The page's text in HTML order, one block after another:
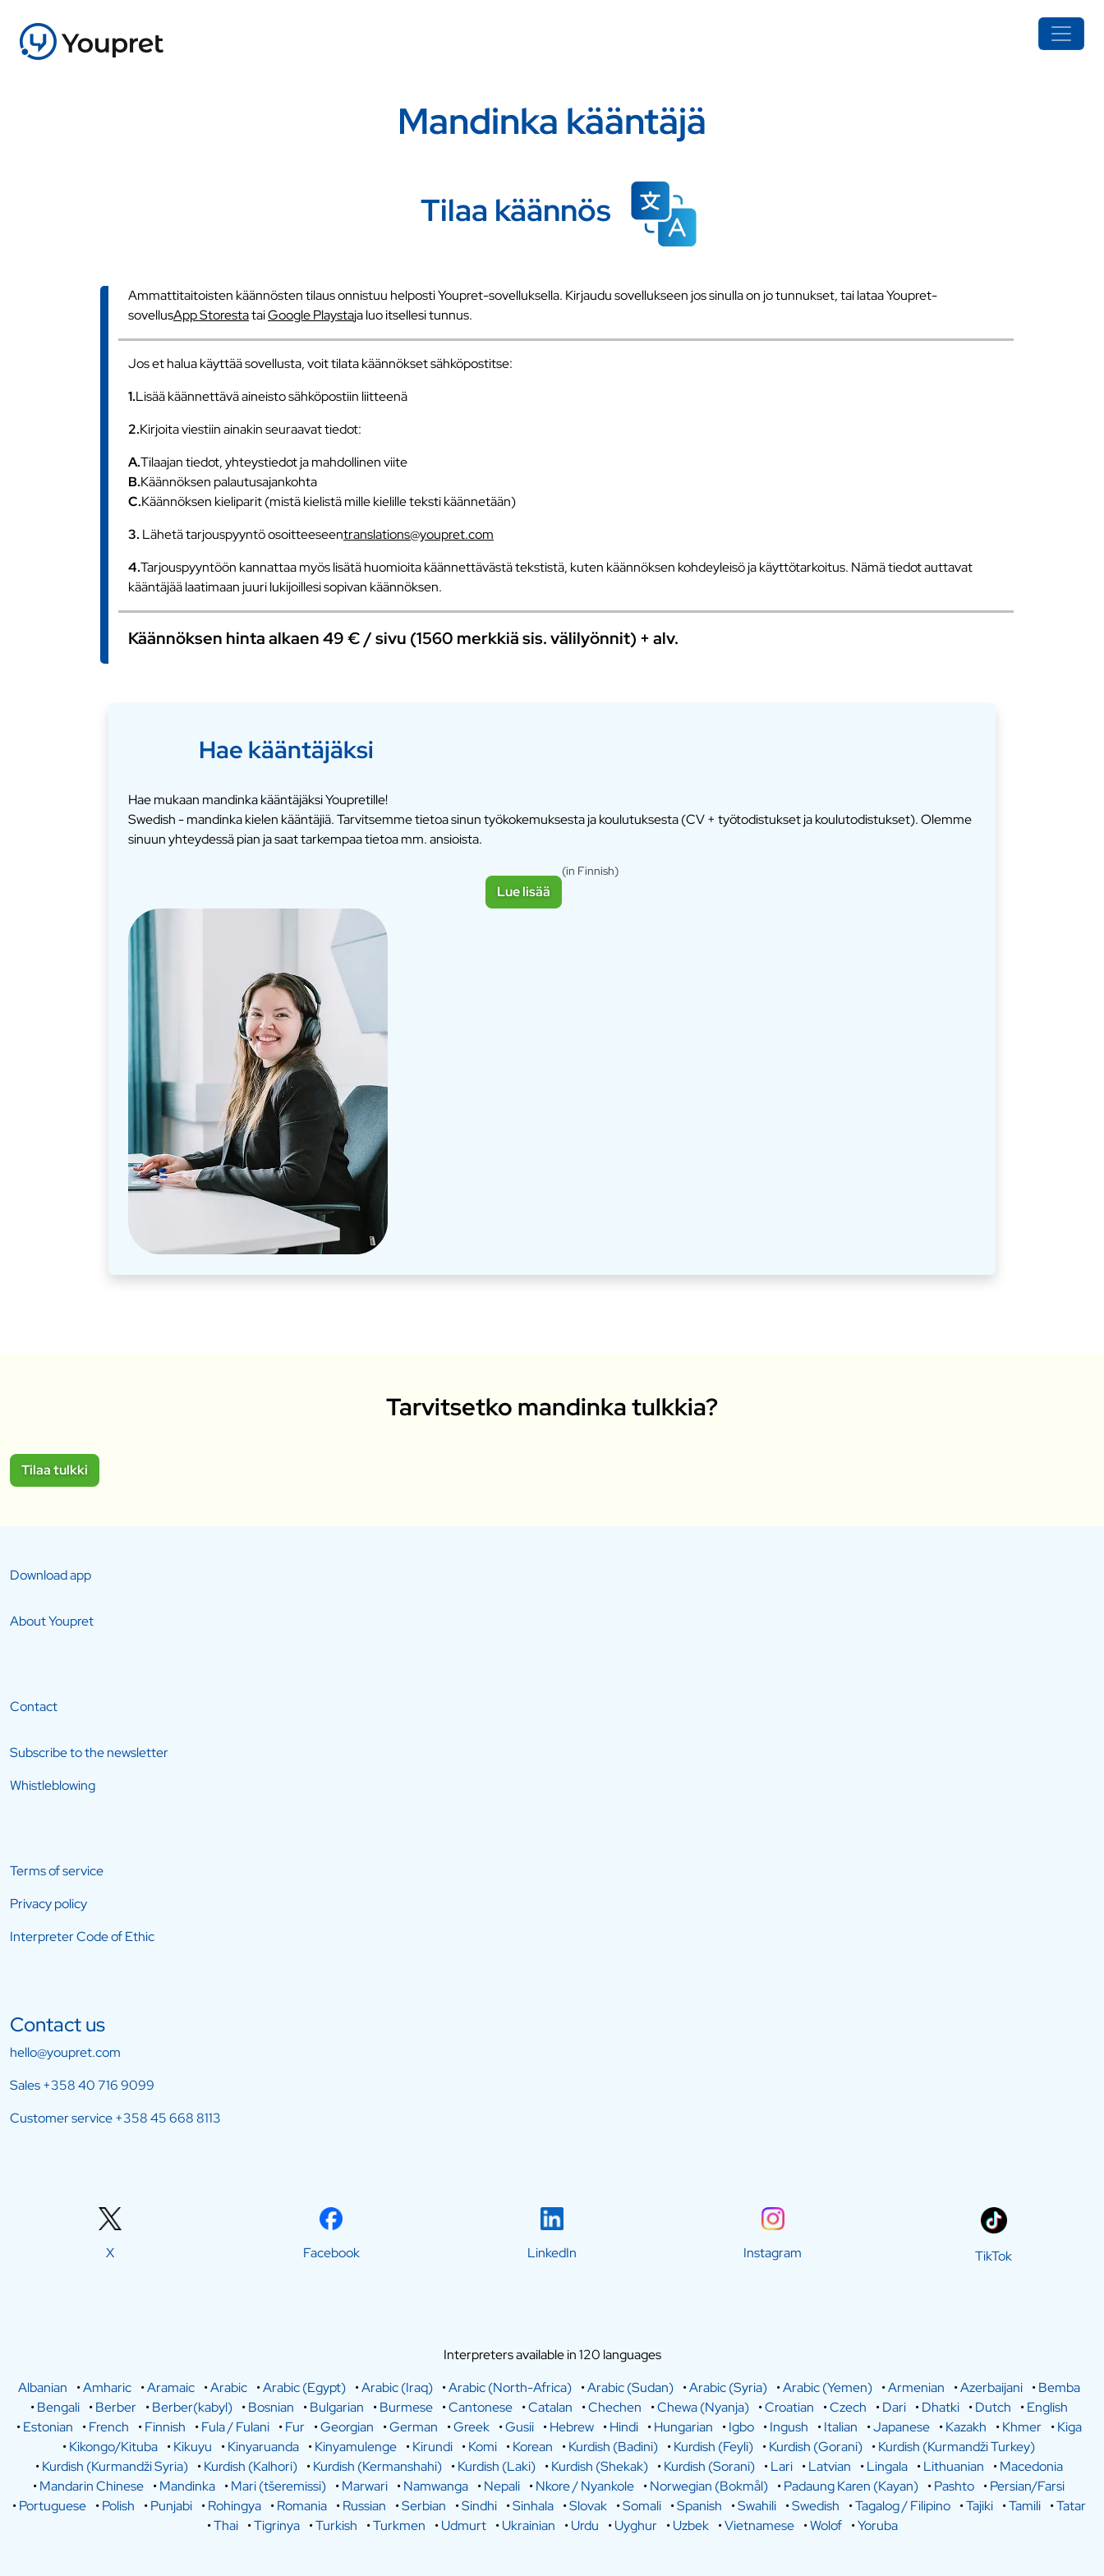
Mandinka kääntäjä
Tilaa käännös
Ammattitaitoisten käännösten tilaus onnistuu helposti Youpret-sovelluksella. Kirjaudu sovellukseen jos sinulla on jo tunnukset, tai lataa Youpret-
sovellusApp StorestataiGoogle Playstaja luo itsellesi tunnus.
Jos et halua käyttää sovellusta, voit tilata käännökset sähköpostitse:
1.Lisää käännettävä aineisto sähköpostiin liitteenä
2.Kirjoita viestiin ainakin seuraavat tiedot:
A.Tilaajan tiedot, yhteystiedot ja mahdollinen viite
B.Käännöksen palautusajankohta
C.Käännöksen kieliparit (mistä kielistä mille kielille teksti käännetään)
3. Lähetä tarjouspyyntö osoitteeseentranslations@youpret.com
4.Tarjouspyyntöön kannattaa myös lisätä huomioita käännettävästä tekstistä, kuten käännöksen kohdeyleisö ja käyttötarkoitus. Nämä tiedot auttavat
kääntäjää laatimaan juuri lukijoillesi sopivan käännöksen.
Käännöksen hinta alkaen 49 € / sivu (1560 merkkiä sis. välilyönnit) + alv.
Hae kääntäjäksi
Hae mukaan mandinka kääntäjäksi Youpretille!
Swedish - mandinka kielen kääntäjiä. Tarvitsemme tietoa sinun työkokemuksesta ja koulutuksesta (CV + työtodistukset ja koulutodistukset). Olemme
sinuun yhteydessä pian ja saat tarkempaa tietoa mm. ansioista.
Lue lisää
(in Finnish)
Tarvitsetko mandinka tulkkia?
Tilaa tulkki
Download app
About Youpret
Contact
Subscribe to the newsletter
Whistleblowing
Terms of service
Privacy policy
Interpreter Code of Ethic
Contact us
hello@youpret.com
Sales+358 40 716 9099
Customer service+358 45 668 8113
X Facebook LinkedIn Instagram TikTok
Interpreters available in 120 languages
Albanian
•Amharic •Aramaic •Arabic •Arabic (Egypt) •Arabic (Iraq) •Arabic (North-Africa) •Arabic (Sudan) •Arabic (Syria) •Arabic (Yemen) •Armenian •Azerbaijani •Bemba
•Bengali •Berber •Berber(kabyl) •Bosnian •Bulgarian •Burmese •Cantonese •Catalan •Chechen •Chewa (Nyanja) •Croatian •Czech •Dari •Dhatki •Dutch •English
•Estonian •French •Finnish •Fula / Fulani •Fur •Georgian •German •Greek •Gusii •Hebrew •Hindi •Hungarian •Igbo •Ingush •Italian •Japanese •Kazakh •Khmer •Kiga
•Kikongo/Kituba •Kikuyu •Kinyaruanda •Kinyamulenge •Kirundi •Komi •Korean •Kurdish (Badini) •Kurdish (Feyli) •Kurdish (Gorani) •Kurdish (Kurmandži Turkey)
•Kurdish (Kurmandži Syria) •Kurdish (Kalhori) •Kurdish (Kermanshahi) •Kurdish (Laki) •Kurdish (Shekak) •Kurdish (Sorani) •Lari •Latvian •Lingala •Lithuanian •Macedonia
•Mandarin Chinese •Mandinka •Mari (tšeremissi) •Marwari •Namwanga •Nepali •Nkore / Nyankole •Norwegian (Bokmål) •Padaung Karen (Kayan) •Pashto •Persian/Farsi
•Portuguese •Polish •Punjabi •Rohingya •Romania •Russian •Serbian •Sindhi •Sinhala •Slovak •Somali •Spanish •Swahili •Swedish •Tagalog / Filipino •Tajiki •Tamili •Tatar
•Thai •Tigrinya •Turkish •Turkmen •Udmurt •Ukrainian •Urdu •Uyghur •Uzbek •Vietnamese •Wolof •Yoruba